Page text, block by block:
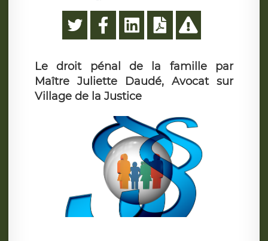
Le droit pénal de la famille par
Maître Juliette Daudé, Avocat sur
Village de la Justice